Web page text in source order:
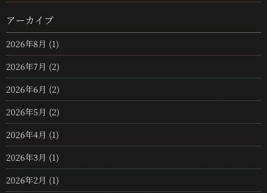
アーカイブ
2026年8月 (1)
2026年7月 (2)
2026年6月 (2)
2026年5月 (2)
2026年4月 (1)
2026年3月 (1)
2026年2月 (1)